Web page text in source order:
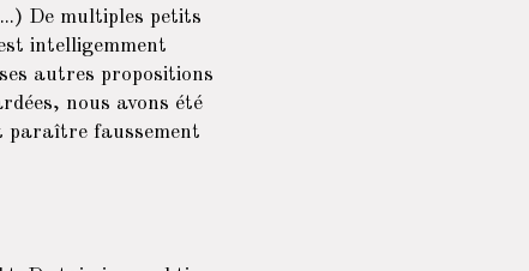
De multiples petits
intelligemment
autres propositions
nous avons été
paraître faussement